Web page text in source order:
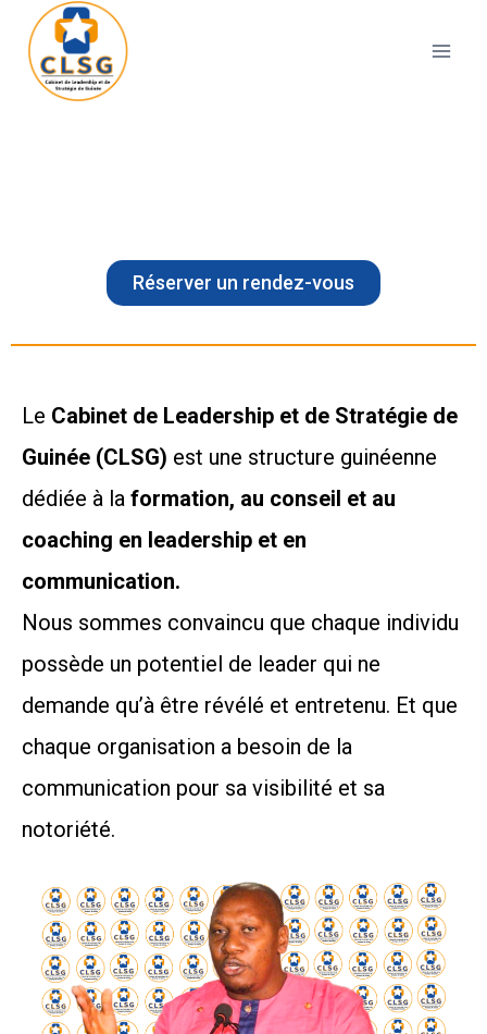
Réserver un rendez-vous
Le Cabinet de Leadership et de Stratégie de
Guinée (CLSG) est une structure guinéenne
dédiée à la formation, au conseil et au
coaching en leadership et en
communication.
Nous sommes convaincu que chaque individu
possède un potentiel de leader qui ne
demande qu’à être révélé et entretenu. Et que
chaque organisation a besoin de la
communication pour sa visibilité et sa
notoriété.